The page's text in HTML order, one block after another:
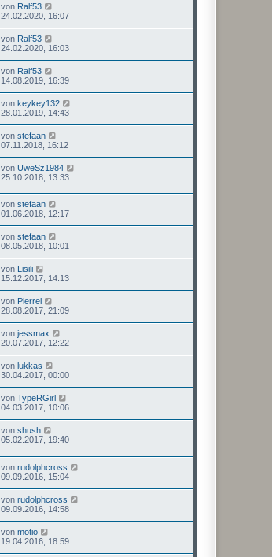
von Ralf53
24.02.2020, 16:07
von Ralf53
24.02.2020, 16:03
von Ralf53
14.08.2019, 16:39
von keykey132
28.01.2019, 14:43
von stefaan
07.11.2018, 16:12
von UweSz1984
25.10.2018, 13:33
von stefaan
01.06.2018, 12:17
von stefaan
08.05.2018, 10:01
von Lisili
15.12.2017, 14:13
von Pierrel
28.08.2017, 21:09
von jessmax
20.07.2017, 12:22
von lukkas
30.04.2017, 00:00
von TypeRGirl
04.03.2017, 10:06
von shush
05.02.2017, 19:40
von rudolphcross
09.09.2016, 15:04
von rudolphcross
09.09.2016, 14:58
von motio
19.04.2016, 18:59